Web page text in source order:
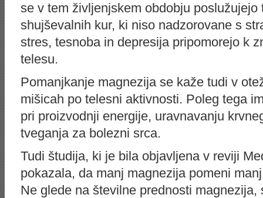
se v tem življenjskem obdobju
shujševalnih kur, ki niso nadzorovane s
stres, tesnoba in depresija pripomorejo k
telesu.
Pomanjkanje magnezija se kaže tudi v
mišicah po telesni aktivnosti. Poleg tega
pri proizvodnji energije, uravnavanju
tveganja za bolezni srca.
Tudi študija, ki je bila objavljena v reviji
pokazala, da manj magnezija pomeni
Ne glede na številne prednosti